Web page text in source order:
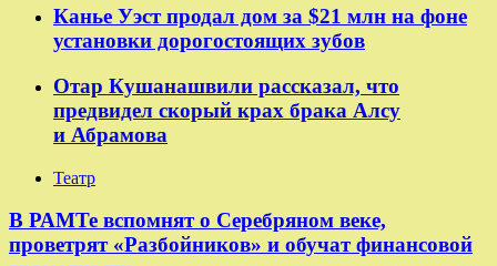
Канье Уэст продал дом за $21 млн на фоне
установки дорогостоящих зубов
Отар Кушанашвили рассказал, что
предвидел скорый крах брака Алсу
и Абрамова
Театр
​​В РАМТе вспомнят о Серебряном веке,
проветрят «Разбойников» и обучат финансовой